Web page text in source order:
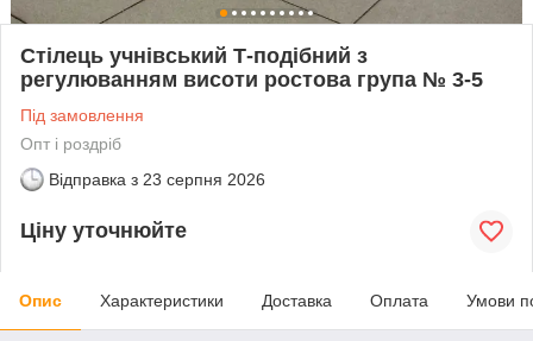
Стілець учнівський Т-подібний з
регулюванням висоти ростова група № 3-5
Під замовлення
Опт і роздріб
Відправка з 23 серпня 2026
Ціну уточнюйте
Опис Характеристики Доставка Оплата Умови